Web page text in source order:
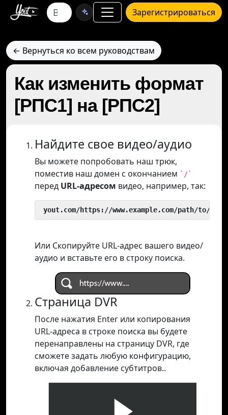
Зарегистрироваться
← Вернуться ко всем руководствам
Как изменить формат
[РПС1] на [РПС2]
Найдите свое видео/аудио
Вы можете попробовать наш трюк,
поместив наш домен с окончанием `/`
перед URL-адресом видео, например, так:
yout.com/https://www.example.com/path/to/
Или Скопируйте URL-адрес вашего видео/
аудио и вставьте его в строку поиска.
Страница DVR
После нажатия Enter или копирования
URL-адреса в строке поиска вы будете
перенаправлены на страницу DVR, где
сможете задать любую конфигурацию,
включая добавление субтитров..